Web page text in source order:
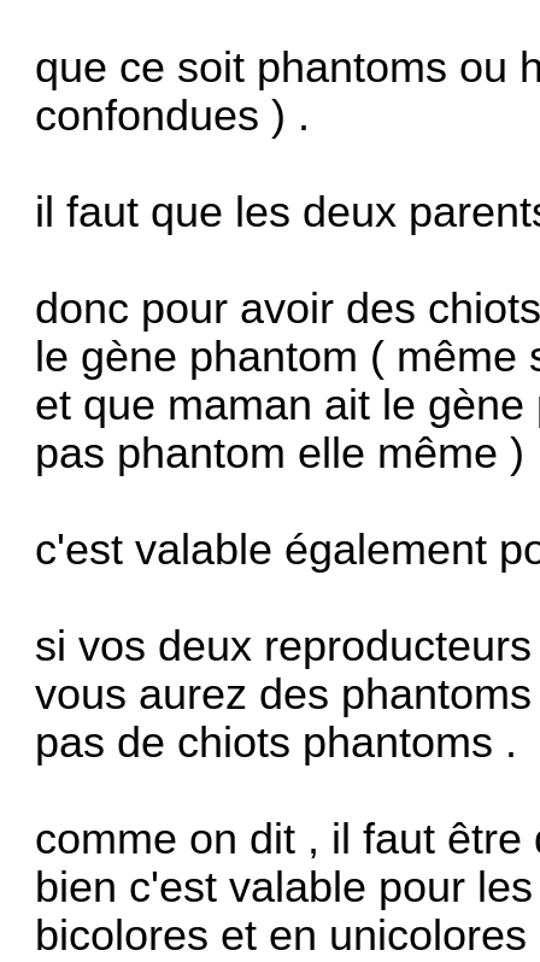
que ce soit phantoms ou
confondues ) .
il faut que les deux
donc pour avoir des
le gène phantom (
et que maman ait le
pas phantom elle même )
c'est valable également
si vos deux
vous aurez des
pas de chiots phantoms .
comme on dit , il faut
bien c'est valable pour
bicolores et en